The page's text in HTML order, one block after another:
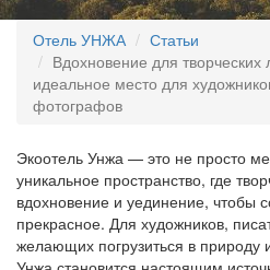
Отель УНЖА
Статьи
Вдохновение для
идеальное место для
фотографов
Экоотель Унжа — это не просто
уникальное пространство, где
вдохновение и уединение, чтобы
прекрасное. Для художников,
желающих погрузиться в природу